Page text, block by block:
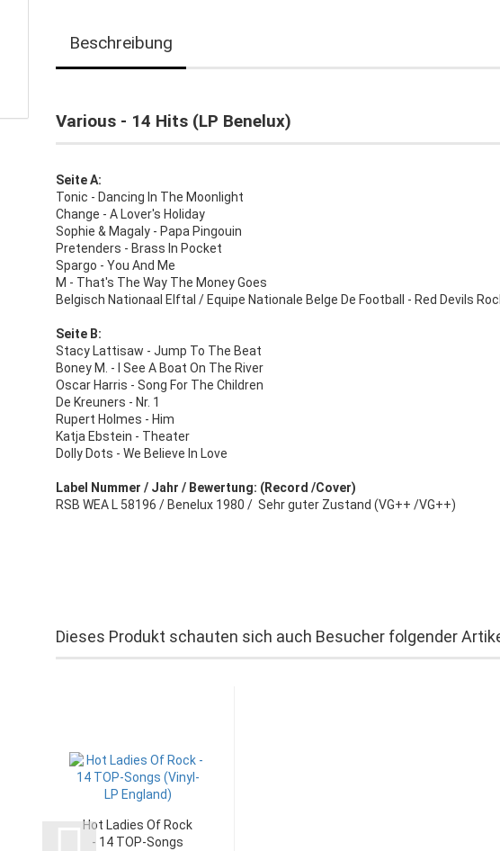
Beschreibung
Various - 14 Hits (LP Benelux)
Seite A:
Tonic - Dancing In The Moonlight
Change - A Lover's Holiday
Sophie & Magaly - Papa Pingouin
Pretenders - Brass In Pocket
Spargo - You And Me
M - That's The Way The Money Goes
Belgisch Nationaal Elftal / Equipe Nationale Belge De Football - Red Devils
Seite B:
Stacy Lattisaw - Jump To The Beat
Boney M. - I See A Boat On The River
Oscar Harris - Song For The Children
De Kreuners - Nr. 1
Rupert Holmes - Him
Katja Ebstein - Theater
Dolly Dots - We Believe In Love
Label Nummer / Jahr / Bewertung: (Record /Cover)
RSB WEA L 58196 / Benelux 1980 / Sehr guter Zustand (VG++ /VG++)
Dieses Produkt schauten sich auch Besucher folgender
Hot Ladies Of Rock
- 14 TOP-Songs